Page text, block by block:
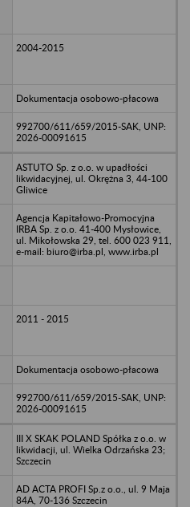
2004-2015
Dokumentacja osobowo-płacowa
992700/611/659/2015-SAK, UNP:
2026-00091615
ASTUTO Sp. z o.o. w upadłości
likwidacyjnej, ul. Okrężna 3, 44-100
Gliwice
Agencja Kapitałowo-Promocyjna
IRBA Sp. z o.o. 41-400 Mysłowice,
ul. Mikołowska 29, tel. 600 023 911,
e-mail: biuro@irba.pl, www.irba.pl
2011 - 2015
Dokumentacja osobowo-płacowa
992700/611/659/2015-SAK, UNP:
2026-00091615
III X SKAK POLAND Spółka z o.o. w
likwidacji, ul. Wielka Odrzańska 23;
Szczecin
AD ACTA PROFI Sp.z o.o., ul. 9 Maja
84A, 70-136 Szczecin